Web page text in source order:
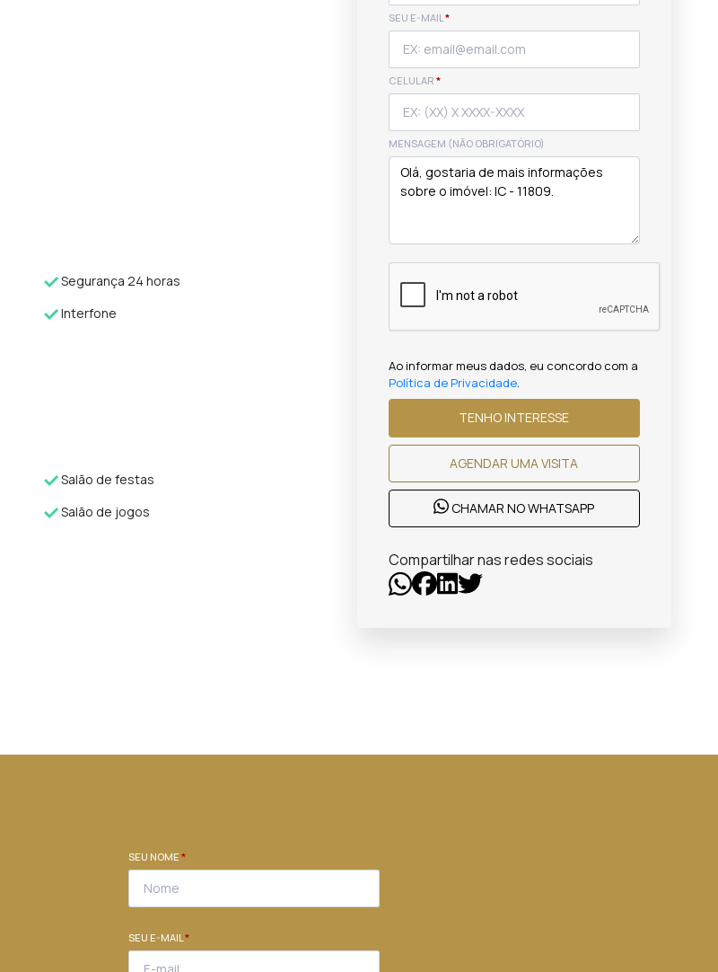
Segurança 24 horas
Interfone
Salão de festas
Salão de jogos
SEU E-MAIL *
CELULAR *
MENSAGEM (NÃO OBRIGATÓRIO)
Ao informar meus dados, eu concordo com a
Política de Privacidade.
TENHO INTERESSE
AGENDAR UMA VISITA
CHAMAR NO WHATSAPP
Compartilhar nas redes sociais
SEU NOME *
SEU E-MAIL *